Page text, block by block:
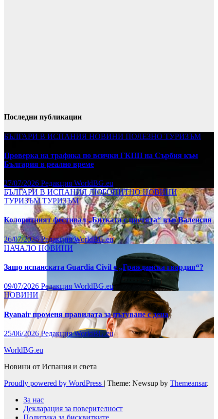
Последни публикации
БЪЛГАРИ В ИСПАНИЯ НОВИНИ ПОЛЕЗНО ТУРИЗЪМ
Проверка на трафика по всички ГКПП на Сърбия към
България в реално време
27/07/2026 Редакция WorldBG.eu
БЪЛГАРИ В ИСПАНИЯ ЛЮБОПИТНОНОВИНИ
ТУРИЗЪМТУРИЗЪМ
Колоритният фестивал „Битката с цветята“ във Валенсия
26/07/2026Редакция WorldBG.eu
НАЧАЛО НОВИНИ
Защо испанската Guardia Civil е „Гражданска гвардия“?
09/07/2026 Редакция WorldBG.eu
НОВИНИ
Ryanair променя правилата за пътуване с деца
25/06/2026Редакция WorldBG.eu
WorldBG.eu
Новини от Испания и света
Proudly powered by WordPress | Theme: Newsup by Themeansar.
За нас
Декларация за поверителност
Политика за бисквитките